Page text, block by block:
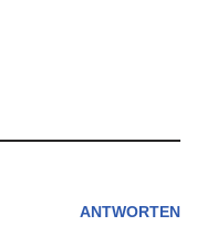
ANTWORTEN